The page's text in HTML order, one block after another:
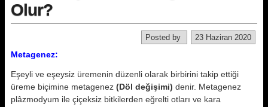
Olur?
23 Haziran 2020
Posted by
Metagenez:
Eşeyli ve eşeysiz üremenin düzenli olarak birbirini takip ettiği
üreme biçimine metagenez (Döl değişimi) denir. Metagenez
plâzmodyum ile çiçeksiz bitkilerden eğrelti otları ve kara